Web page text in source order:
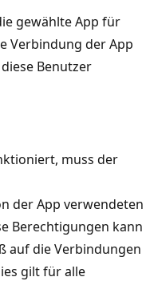
gewählte App für
Verbindung der App
Benutzer
muss der
der App verwendeten
Berechtigungen kann
auf die Verbindungen
gilt für alle